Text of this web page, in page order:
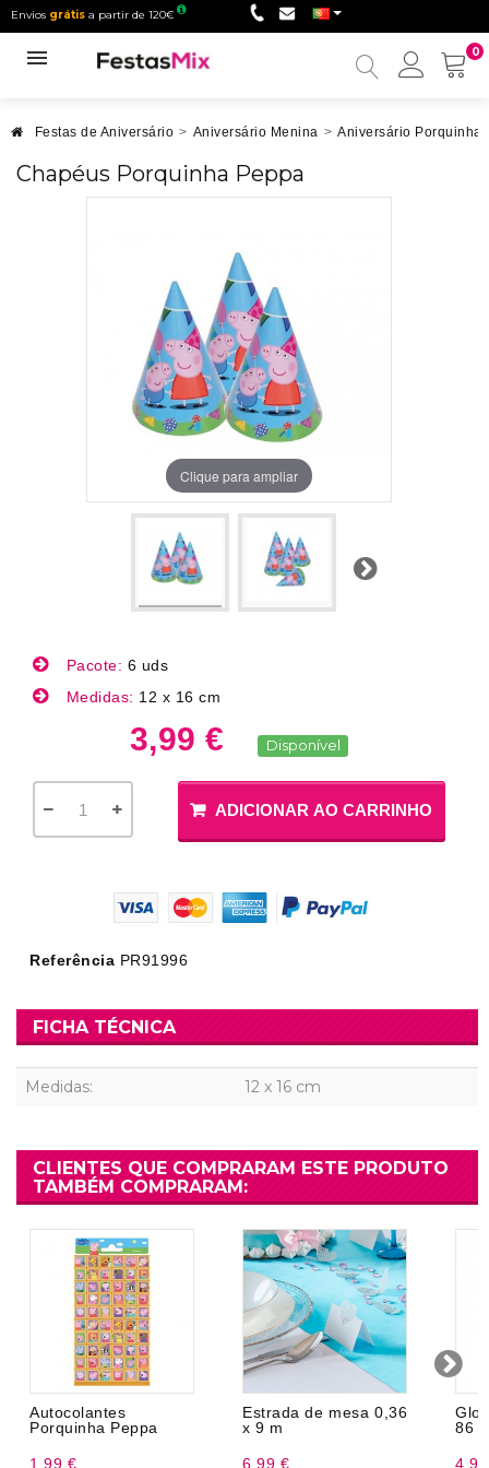
Envios grátis a partir de 120€
0
Minha
Festas de Aniversário > Aniversário Menina > Aniversário Porquinha
Chapéus Porquinha Peppa
Clique para ampliar
Próximo
Pacote: 6 uds
Medidas: 12 x 16 cm
3,99 € Disponível
ADICIONAR AO CARRINHO
Referência PR91996
FICHA TÉCNICA
Medidas: 12 x 16 cm
CLIENTES QUE COMPRARAM ESTE PRODUTO
TAMBÉM COMPRARAM:
Autocolantes
Porquinha Peppa
1,99 €
Estrada de mesa 0,36
x 9 m
6,99 €
86